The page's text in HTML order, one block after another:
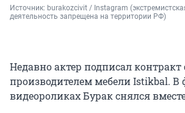
Источник: burakozcivit / Instagram
деятельность запрещена на территории РФ)
Недавно актер подписал
производителем мебели Istikbal. В
видеороликах Бурак снялся